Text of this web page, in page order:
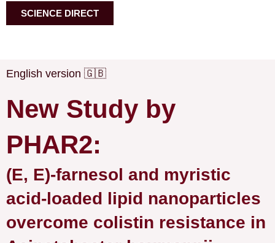
SCIENCE DIRECT
English version 🇬🇧
New Study by
PHAR2:
(E, E)-farnesol and myristic
acid-loaded lipid nanoparticles
overcome colistin resistance in